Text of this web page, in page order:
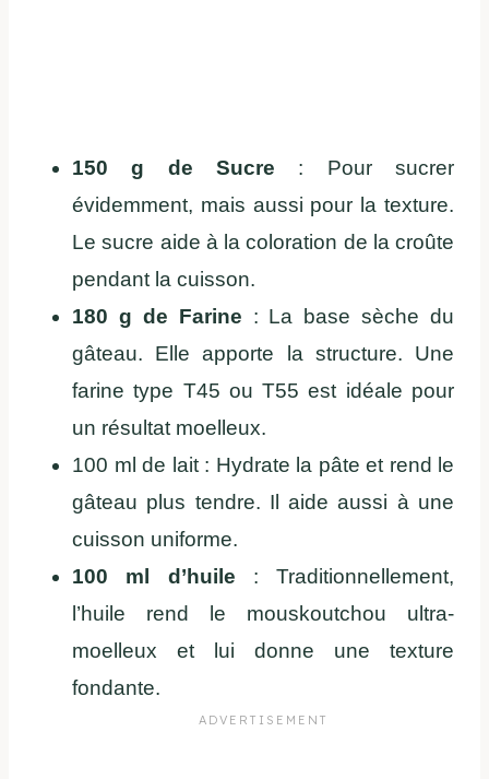
150 g de Sucre : Pour sucrer
évidemment, mais aussi pour la texture.
Le sucre aide à la coloration de la croûte
pendant la cuisson.
180 g de Farine : La base sèche du
gâteau. Elle apporte la structure. Une
farine type T45 ou T55 est idéale pour
un résultat moelleux.
100 ml de lait : Hydrate la pâte et rend le
gâteau plus tendre. Il aide aussi à une
cuisson uniforme.
100 ml d’huile : Traditionnellement,
l’huile rend le mouskoutchou ultra-
moelleux et lui donne une texture
fondante.